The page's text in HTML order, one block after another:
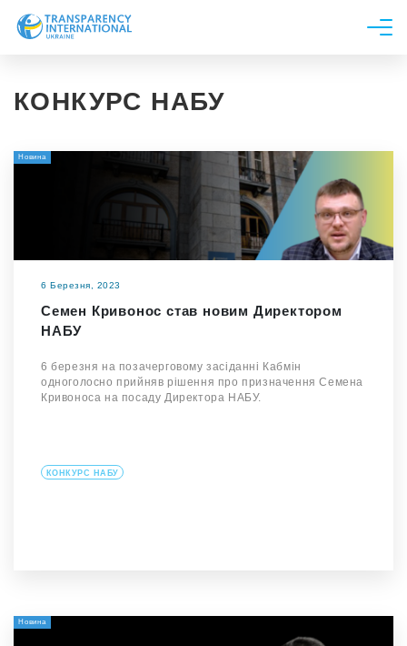
Новини
Напрями роботи
КОНКУРС НАБУ
Новина
6 Березня, 2023
Семен Кривонос став новим Директором
НАБУ
6 березня на позачерговому засіданні Кабмін
одноголосно прийняв рішення про призначення Семена
Кривоноса на посаду Директора НАБУ.
КОНКУРС НАБУ
Новина